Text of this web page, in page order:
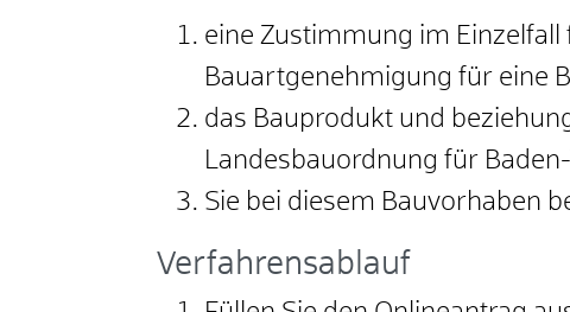
eine Zustimmung im
Bauartgenehmigung für eine
das Bauprodukt und
Landesbauordnung für
Sie bei diesem Bauvorhaben
Verfahrensablauf